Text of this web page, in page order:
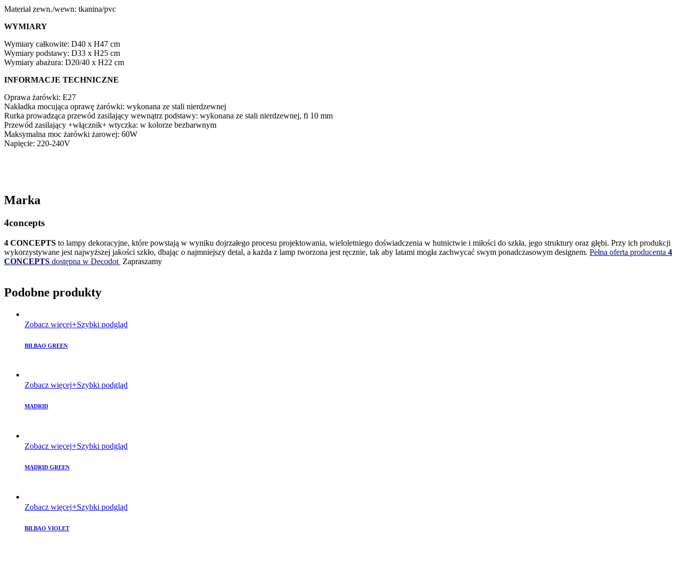
Materiał zewn./wewn: tkanina/pvc
WYMIARY
Wymiary całkowite: D40 x H47 cm
Wymiary podstawy: D33 x H25 cm
Wymiary abażura: D20/40 x H22 cm
INFORMACJE TECHNICZNE
Oprawa żarówki: E27
Nakładka mocująca oprawę żarówki: wykonana ze stali nierdzewnej
Rurka prowadząca przewód zasilający wewnątrz podstawy: wykonana ze stali nierdzewnej, fi 10 mm
Przewód zasilający +włącznik+ wtyczka: w kolorze bezbarwnym
Maksymalna moc żarówki żarowej: 60W
Napięcie: 220-240V
Marka
4concepts
4 CONCEPTS to lampy dekoracyjne, które powstają w wyniku dojrzałego procesu projektowania, wieloletniego doświadczenia w hutnictwie i miłości do szkła, jego struktury oraz głębi. Przy ich produkcji
wykorzystywane jest najwyższej jakości szkło, dbając o najmniejszy detal, a każda z lamp tworzona jest ręcznie, tak aby latami mogła zachwycać swym ponadczasowym designem. Pełna oferta producenta 4
CONCEPTS dostępna w Decodot Zapraszamy
Podobne produkty
Zobacz więcej Szybki podgląd
BILBAO GREEN
Zobacz więcej Szybki podgląd
MADRID
Zobacz więcej Szybki podgląd
MADRID GREEN
Zobacz więcej Szybki podgląd
BILBAO VIOLET